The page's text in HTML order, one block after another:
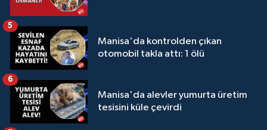
Manisa'da kontrolden çıkan
otomobil takla attı: 1 ölü
5
Manisa'da alevler yumurta üretim
tesisini küle çevirdi
6